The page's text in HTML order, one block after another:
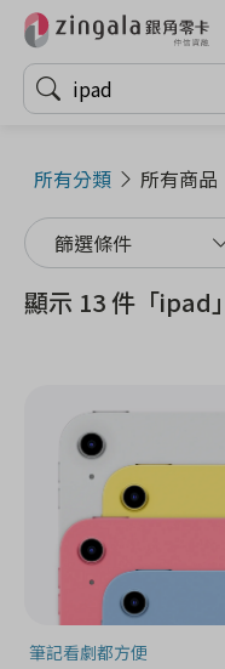
所有分類 所有商品
篩選條件
顯示 13 件「ipad
筆記看劇都方便